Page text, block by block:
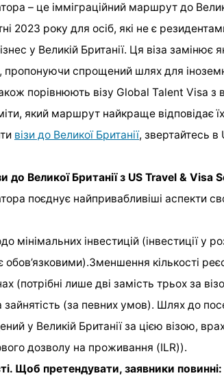
– це імміграційний маршрут до
2023 року для осіб, які не є
у Великій Британії. Ця віза замінює
пропонуючи спрощений шлях для
порівнюють візу Global Talent Visa з
який маршрут найкраще відповідає
візи до Великої Британії, звертайтесь в
до Великої Британії з US Travel & Visa
поєднує найпривабливіші аспекти
мінімальних інвестицій (інвестиції у
обов’язковими).Зменшення кількості
(потрібні лише дві замість трьох за
(за певних умов). Шлях до
у Великій Британії за цією візою,
дозволу на проживання (ILR)).
Щоб претендувати, заявники повинні: